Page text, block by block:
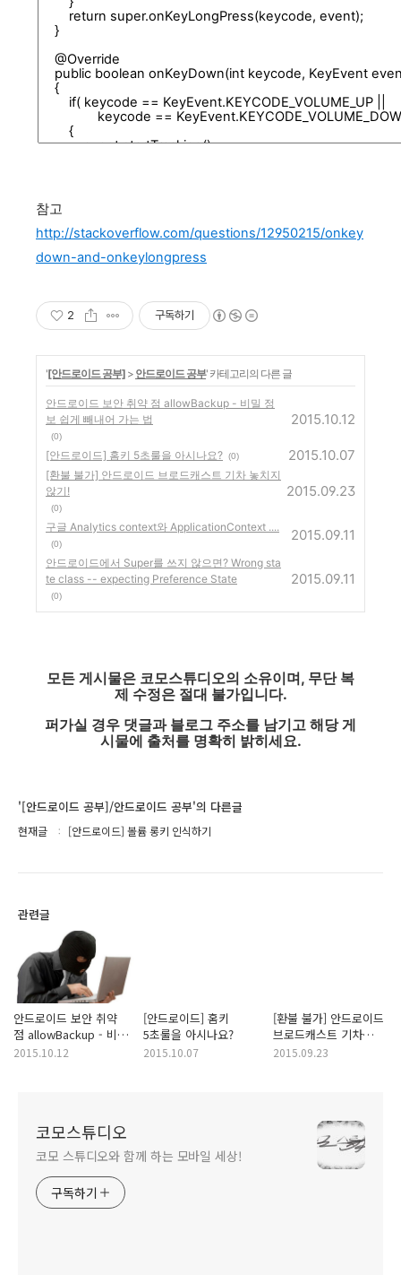
참고
http://stackoverflow.com/questions/12950215/onkey
down-and-onkeylongpress
2 구독하기
'[안드로이드 공부] > 안드로이드 공부' 카테고리의 다른 글
안드로이드 보안 취약 점 allowBackup - 비밀 정
보 쉽게 빼내어 가는 법
(0)
2015.10.12
[안드로이드] 홈키 5초룰을 아시나요? (0) 2015.10.07
[환불 불가] 안드로이드 브로드캐스트 기차 놓치지
않기!
(0)
2015.09.23
구글 Analytics context와 ApplicationContext ....
(0)
2015.09.11
안드로이드에서 Super를 쓰지 않으면? Wrong sta
te class -- expecting Preference State
(0)
2015.09.11
모든 게시물은 코모스튜디오의 소유이며, 무단 복
제 수정은 절대 불가입니다.
퍼가실 경우 댓글과 블로그 주소를 남기고 해당 게
시물에 출처를 명확히 밝히세요.
'[안드로이드 공부]/안드로이드 공부'의 다른글
현재글 [안드로이드] 볼륨 롱키 인식하기
관련글
안드로이드 보안 취약
점 allowBackup - 비밀
정보 쉽게 빼내어 가는
2015.10.12
[안드로이드] 홈키
5초룰을 아시나요?
2015.10.07
[환불 불가] 안드로이드
브로드캐스트 기차
놓치지 않기!
2015.09.23
코모스튜디오
코모 스튜디오와 함께 하는 모바일 세상!
구독하기